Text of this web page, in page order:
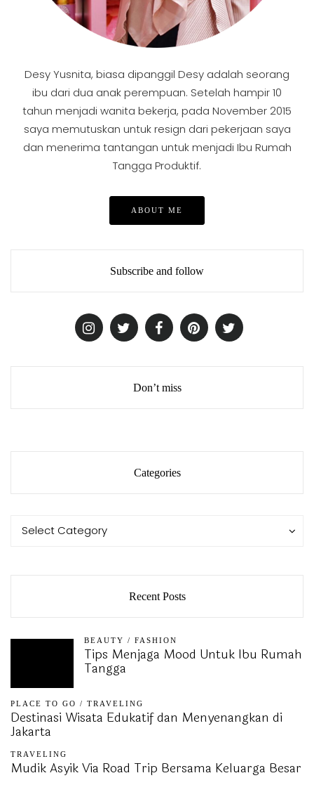
Desy Yusnita, biasa dipanggil Desy adalah seorang
ibu dari dua anak perempuan. Setelah hampir 10
tahun menjadi wanita bekerja, pada November 2015
saya memutuskan untuk resign dari pekerjaan saya
dan menerima tantangan untuk menjadi Ibu Rumah
Tangga Produktif.
ABOUT ME
Subscribe and follow
Don’t miss
Categories
Categories
Select Category
Categories
Recent Posts
BEAUTY / FASHION
Tips Menjaga Mood Untuk Ibu Rumah
Tangga
PLACE TO GO / TRAVELING
Destinasi Wisata Edukatif dan Menyenangkan di
Jakarta
TRAVELING
Mudik Asyik Via Road Trip Bersama Keluarga Besar